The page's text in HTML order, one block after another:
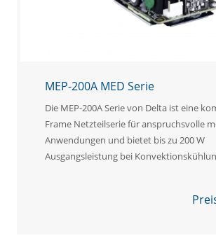
MEP-200A MED Serie
Die MEP-200A Serie von Delta ist eine
Frame Netzteilserie für anspruchsvolle
Anwendungen und bietet bis zu 200 W
Ausgangsleistung bei